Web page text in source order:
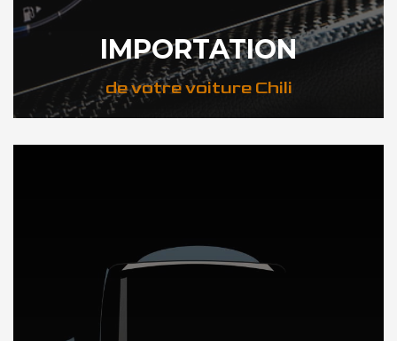
IMPORTATION
de votre voiture Chili
DÉCOUVREZ NOTRE IMPORTATION AUTO au Chili